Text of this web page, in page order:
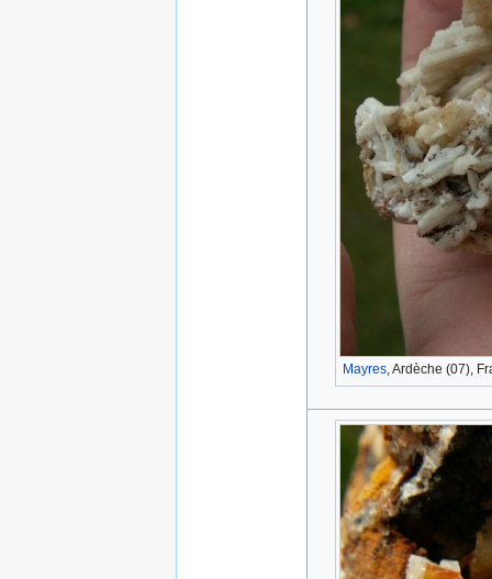
Mayres , Ardèche (07),